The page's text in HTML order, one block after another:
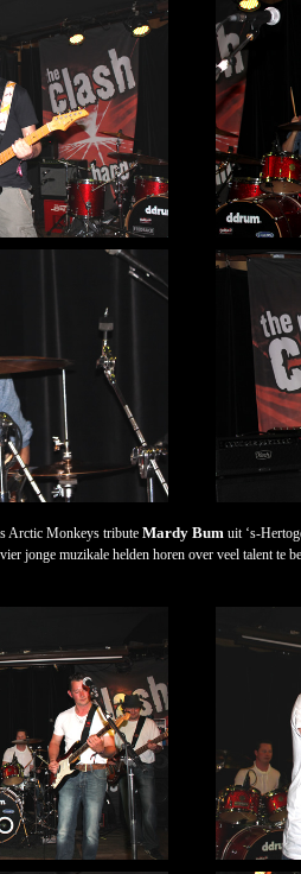
Arctic Monkeys tribute Mardy Bum uit ‘s-
jonge muzikale helden horen over veel talent te